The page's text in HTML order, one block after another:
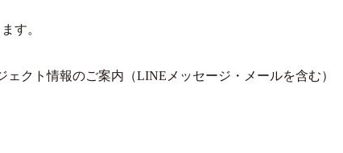
す。
クト情報のご案内（LINEメッセージ・メールを含む）